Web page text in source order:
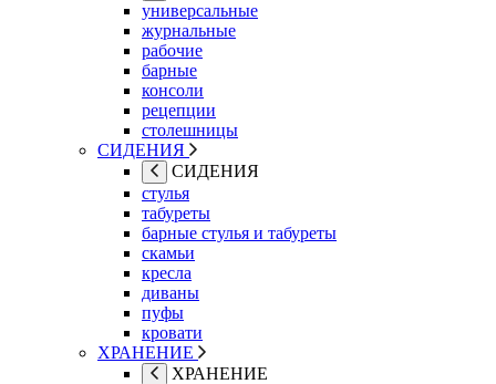
универсальные
журнальные
рабочие
барные
консоли
рецепции
столешницы
СИДЕНИЯ
СИДЕНИЯ
стулья
табуреты
барные стулья и табуреты
скамьи
кресла
диваны
пуфы
кровати
ХРАНЕНИЕ
ХРАНЕНИЕ